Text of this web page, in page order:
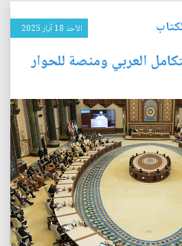
الأحد 18 آيار 2025
العربي ومنصة للحوار